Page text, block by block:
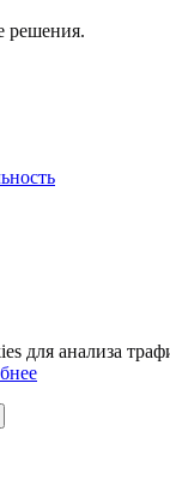
решения.
для анализа